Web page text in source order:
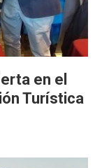
en el
Turística